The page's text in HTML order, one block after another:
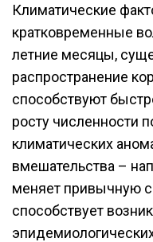
Климатические
кратковременные
летние месяцы,
распространение
способствуют
росту численности
климатических
вмешательства –
меняет привычную
способствует